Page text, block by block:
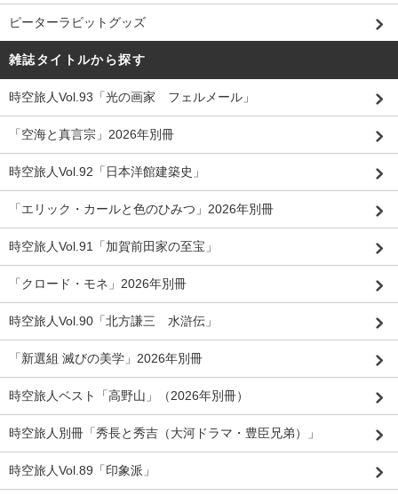
ピーターラビットグッズ
雑誌タイトルから探す
時空旅人Vol.93「光の画家 フェルメール」
「空海と真言宗」2026年別冊
時空旅人Vol.92「日本洋館建築史」
「エリック・カールと色のひみつ」2026年別冊
時空旅人Vol.91「加賀前田家の至宝」
「クロード・モネ」2026年別冊
時空旅人Vol.90「北方謙三 水滸伝」
「新選組 滅びの美学」2026年別冊
時空旅人ベスト「高野山」（2026年別冊）
時空旅人別冊「秀長と秀吉（大河ドラマ・豊臣兄弟）」
時空旅人Vol.89「印象派」